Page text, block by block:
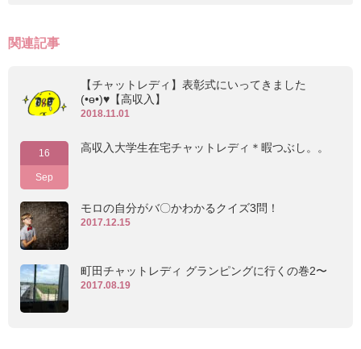
関連記事
【チャットレディ】表彰式にいってきました
(•ө•)♥【高収入】
2018.11.01
16
Sep
高収入大学生在宅チャットレディ＊暇つぶし。。
モロの自分がバ〇かわかるクイズ3問！
2017.12.15
町田チャットレディ グランピングに行くの巻2〜
2017.08.19